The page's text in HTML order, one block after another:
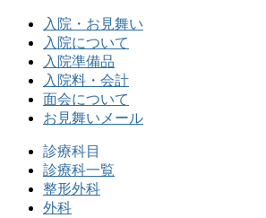
入院・お見舞い
入院について
入院準備品
入院料・会計
面会について
お見舞いメール
診療科目
診療科一覧
整形外科
外科